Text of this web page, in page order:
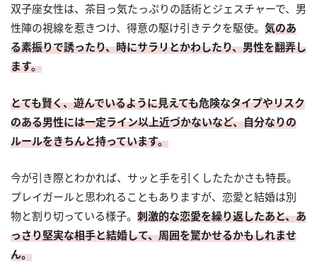
双子座女性は、茶目っ気たっぷりの話術とジェスチャーで、男
性陣の視線を惹きつけ、得意の駆け引きテクを駆使。 気のあ
る素振りで誘ったり、時にサラリとかわしたり、男性を翻弄し
ます。
とても賢く、遊んでいるように見えても危険なタイプやリスク
のある男性には一定ライン以上近づかないなど、自分なりの
ルールをきちんと持っています。
今が引き際とわかれば、サッと手を引くしたたかさも特長。
プレイガールと思われることもありますが、恋愛と結婚は別
物と割り切っている様子。 刺激的な恋愛を繰り返したあと、あ
っさり堅実な相手と結婚して、周囲を驚かせるかもしれませ
ん。